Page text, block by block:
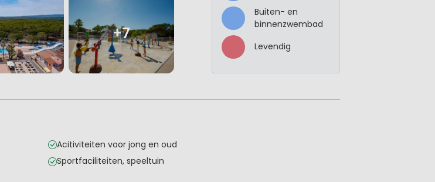
+7
Buiten- en
binnenzwembad
Levendig
Acitiviteiten voor jong en oud
Sportfaciliteiten, speeltuin